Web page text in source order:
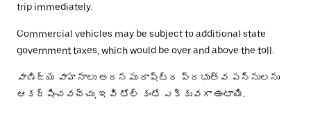
trip immediately.
Commercial vehicles may be subject to additional state
government taxes, which would be over and above the toll.
వాణిజ్య వాహనాలు అదనపు రాష్ట్ర ప్రభుత్వ పన్నులను
ఆకర్షించవచ్చు, ఇవి టోల్ కంటే ఎక్కువగా ఉంటాయి.